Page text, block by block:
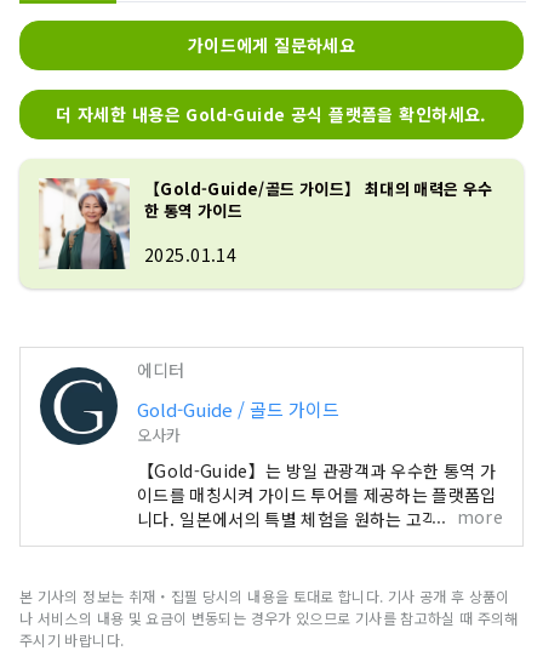
가이드에게 질문하세요
더 자세한 내용은 Gold-Guide 공식 플랫폼을 확인하세요.
【Gold-Guide/골드 가이드】 최대의 매력은 우수
한 통역 가이드
2025.01.14
에디터
Gold-Guide / 골드 가이드
오사카
【Gold-Guide】는 방일 관광객과 우수한 통역 가
이드를 매칭시켜 가이드 투어를 제공하는 플랫폼입
니다. 일본에서의 특별 체험을 원하는 고객에게 추
억에 남는 가이드 투어를 제공합니다. 일본의 매력
more
본 기사의 정보는 취재・집필 당시의 내용을 토대로 합니다. 기사 공개 후 상품이
나 서비스의 내용 및 요금이 변동되는 경우가 있으므로 기사를 참고하실 때 주의해
주시기 바랍니다.